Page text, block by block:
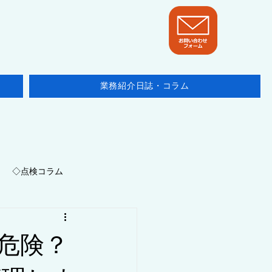
業務紹介日誌・コラム
◇点検コラム
ース・他テーマ
険？